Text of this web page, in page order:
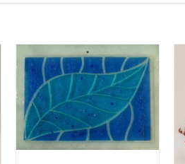
TOEVOEGEN AAN
WINKELWAGEN
DETAILS